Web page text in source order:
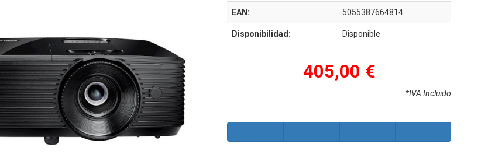
EAN: 5055387664814
Disponibilidad: Disponible
405,00 €
*IVA Incluido